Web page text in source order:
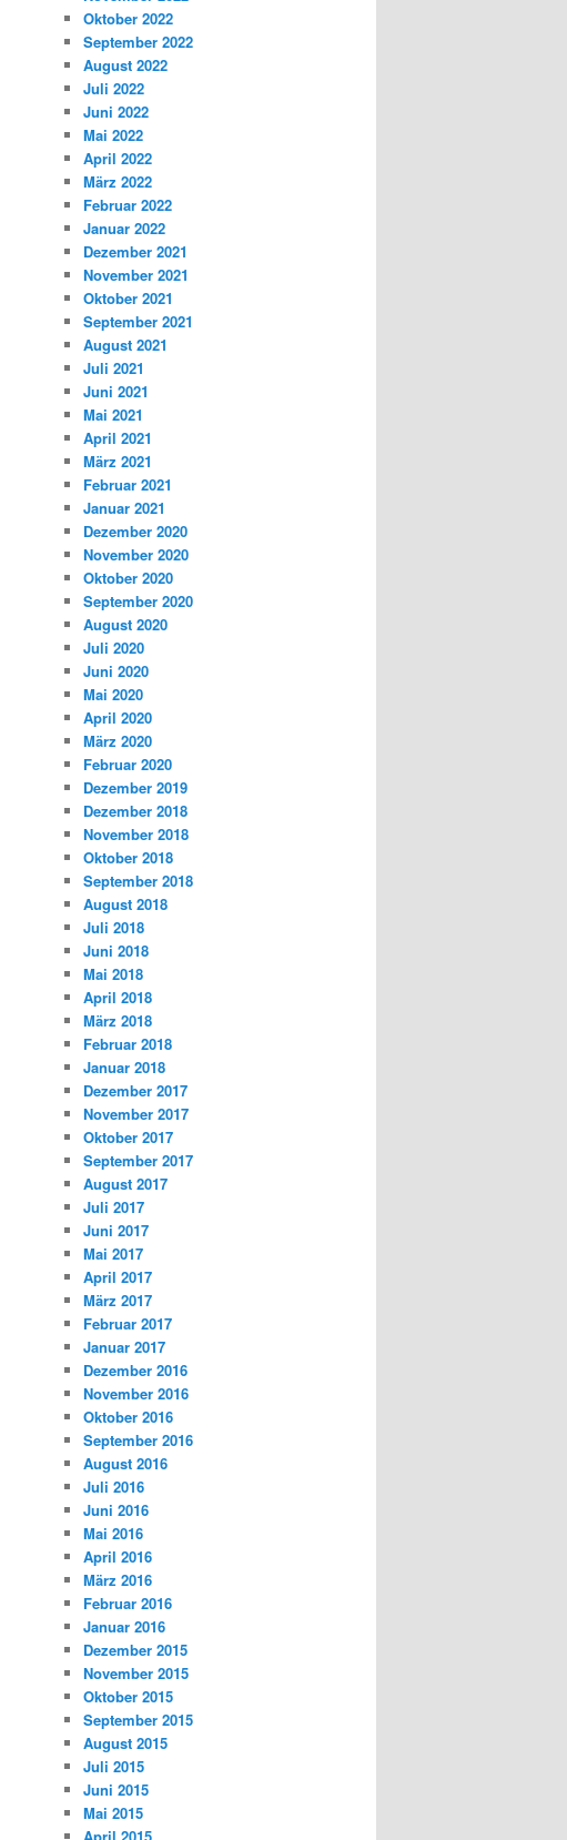
Oktober 2022
September 2022
August 2022
Juli 2022
Juni 2022
Mai 2022
April 2022
März 2022
Februar 2022
Januar 2022
Dezember 2021
November 2021
Oktober 2021
September 2021
August 2021
Juli 2021
Juni 2021
Mai 2021
April 2021
März 2021
Februar 2021
Januar 2021
Dezember 2020
November 2020
Oktober 2020
September 2020
August 2020
Juli 2020
Juni 2020
Mai 2020
April 2020
März 2020
Februar 2020
Dezember 2019
Dezember 2018
November 2018
Oktober 2018
September 2018
August 2018
Juli 2018
Juni 2018
Mai 2018
April 2018
März 2018
Februar 2018
Januar 2018
Dezember 2017
November 2017
Oktober 2017
September 2017
August 2017
Juli 2017
Juni 2017
Mai 2017
April 2017
März 2017
Februar 2017
Januar 2017
Dezember 2016
November 2016
Oktober 2016
September 2016
August 2016
Juli 2016
Juni 2016
Mai 2016
April 2016
März 2016
Februar 2016
Januar 2016
Dezember 2015
November 2015
Oktober 2015
September 2015
August 2015
Juli 2015
Juni 2015
Mai 2015